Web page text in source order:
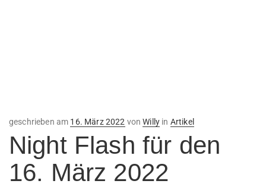
geschrieben am Veröffentlicht
am
16. März 2022 vonWilly in Artikel
Night Flash für den
16. März 2022